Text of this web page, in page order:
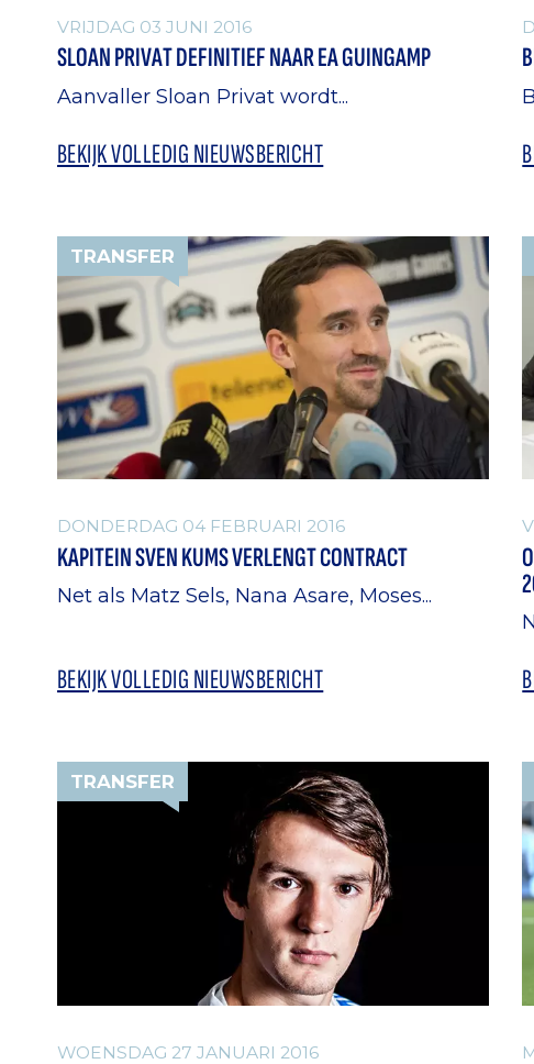
VRIJDAG 03 JUNI 2016
SLOAN PRIVAT DEFINITIEF NAAR EA GUINGAMP
Aanvaller Sloan Privat wordt...
BEKIJK VOLLEDIG NIEUWSBERICHT
TRANSFER
DONDERDAG 04 FEBRUARI 2016
KAPITEIN SVEN KUMS VERLENGT CONTRACT
Net als Matz Sels, Nana Asare, Moses...
BEKIJK VOLLEDIG NIEUWSBERICHT
TRANSFER
WOENSDAG 27 JANUARI 2016